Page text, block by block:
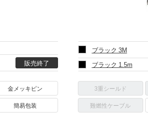
金メッキピン
簡易包装
ブラック 3M
ブラック 1.5m
3重シールド
難燃性ケーブル